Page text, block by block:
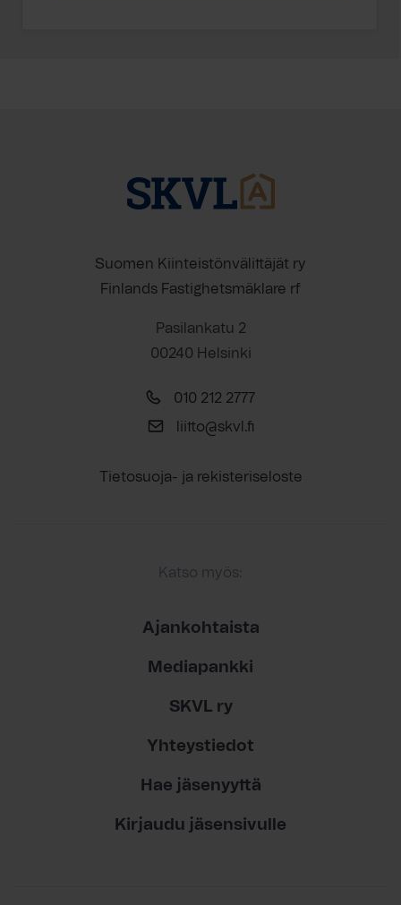
Suomen Kiinteistönvälittäjät ry
Finlands Fastighetsmäklare rf
Pasilankatu 2
00240 Helsinki
010 212 2777
liitto@skvl.fi
Tietosuoja- ja rekisteriseloste
Katso myös:
Ajankohtaista
Mediapankki
SKVL ry
Yhteystiedot
Hae jäsenyyttä
Kirjaudu jäsensivulle